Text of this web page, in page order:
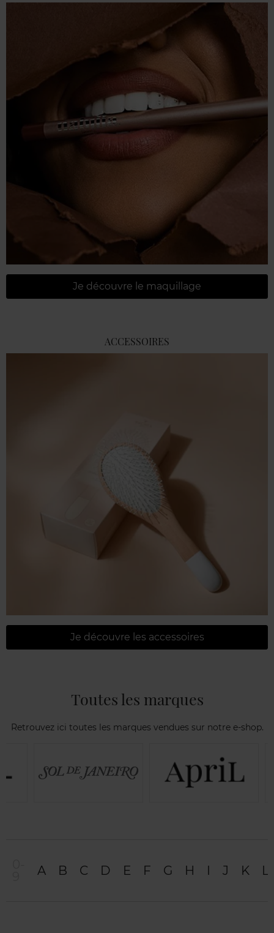
Je découvre le maquillage
ACCESSOIRES
Je découvre les accessoires
Toutes les marques
Retrouvez ici toutes les marques vendues sur notre e-shop.
A B C D E F G H I J K L